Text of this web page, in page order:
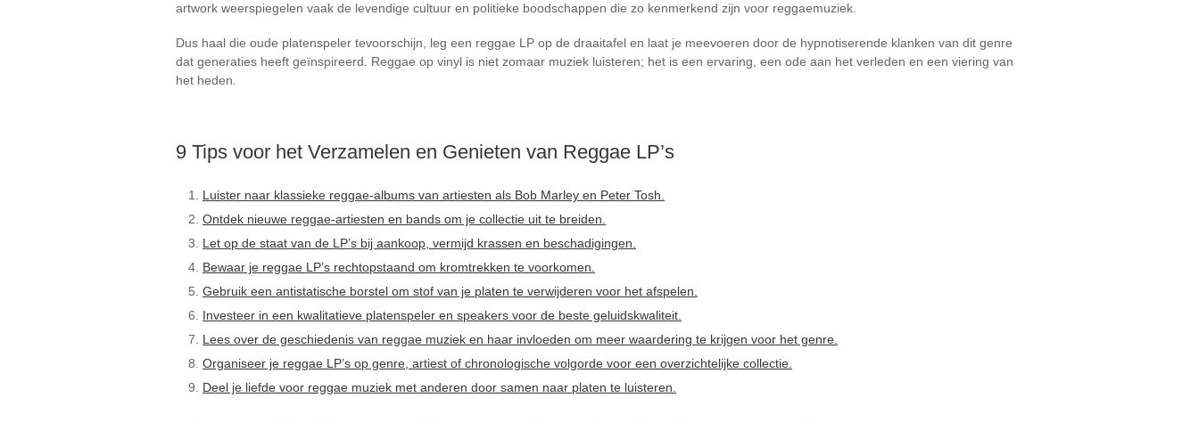
artwork weerspiegelen vaak de levendige cultuur en politieke boodschappen die zo kenmerkend zijn voor reggaemuziek.
Dus haal die oude platenspeler tevoorschijn, leg een reggae LP op de draaitafel en laat je meevoeren door de hypnotiserende klanken van dit genre
dat generaties heeft geïnspireerd. Reggae op vinyl is niet zomaar muziek luisteren; het is een ervaring, een ode aan het verleden en een viering van
het heden.
9 Tips voor het Verzamelen en Genieten van Reggae LP’s
Luister naar klassieke reggae-albums van artiesten als Bob Marley en Peter Tosh.
Ontdek nieuwe reggae-artiesten en bands om je collectie uit te breiden.
Let op de staat van de LP’s bij aankoop, vermijd krassen en beschadigingen.
Bewaar je reggae LP’s rechtopstaand om kromtrekken te voorkomen.
Gebruik een antistatische borstel om stof van je platen te verwijderen voor het afspelen.
Investeer in een kwalitatieve platenspeler en speakers voor de beste geluidskwaliteit.
Lees over de geschiedenis van reggae muziek en haar invloeden om meer waardering te krijgen voor het genre.
Organiseer je reggae LP’s op genre, artiest of chronologische volgorde voor een overzichtelijke collectie.
Deel je liefde voor reggae muziek met anderen door samen naar platen te luisteren.